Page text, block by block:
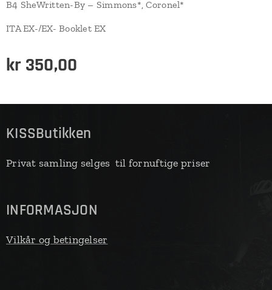
B4 SheWritten-By – Simmons*, Coronel*
ITA EX-/EX- Booklet EX
kr 350,00
KISSButikken
Privat samling selges til fornuftige priser
INFORMASJON
Vilkår og betingelser